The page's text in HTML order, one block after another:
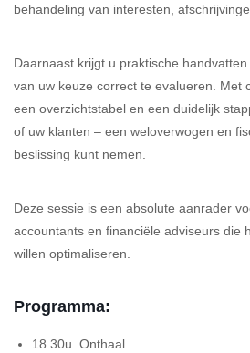
behandeling van interesten,
Daarnaast krijgt u praktische
van uw keuze correct te evalueren. Met
een overzichtstabel en een duidelijk
of uw klanten – een weloverwogen en
beslissing kunt nemen.
Deze sessie is een absolute aanrader
accountants en financiële adviseurs die
willen optimaliseren.
Programma:
18.30u. Onthaal